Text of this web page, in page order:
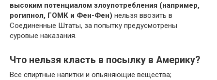
высоким потенциалом злоупотребления (например,
рогипнол, ГОМК и Фен-Фен) нельзя ввозить в
Соединенные Штаты, за попытку предусмотрены
суровые наказания.
Что нельзя класть в посылку в Америку?
Все спиртные напитки и опьяняющие вещества;